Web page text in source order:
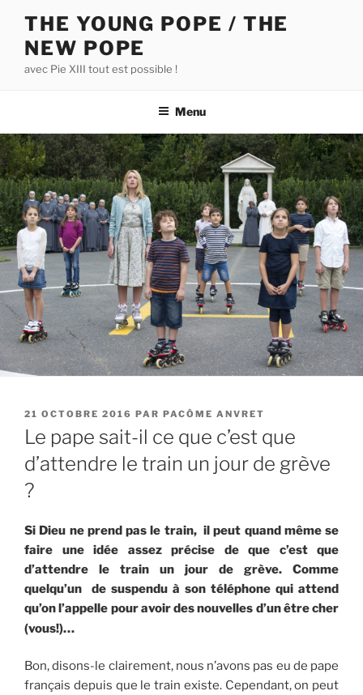
contenu
principal
THE YOUNG POPE / THE
NEW POPE
avec Pie XIII tout est possible !
Menu
PUBLIÉ
LE
21 OCTOBRE 2016 PAR PACÔME ANVRET
Le pape sait-il ce que c’est que
d’attendre le train un jour de grève
?
Si Dieu ne prend pas le train, il peut quand même se
faire une idée assez précise de que c’est que
d’attendre le train un jour de grève. Comme
quelqu’un de suspendu à son téléphone qui attend
qu’on l’appelle pour avoir des nouvelles d’un être cher
(vous!)…
Bon, disons-le clairement, nous n’avons pas eu de pape
français depuis que le train existe. Cependant, on peut